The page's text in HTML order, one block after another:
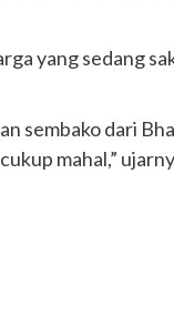
yang sedang
sembako dari
mahal,”